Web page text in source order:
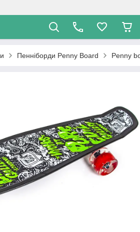
Пенніборди Penny Board Penny